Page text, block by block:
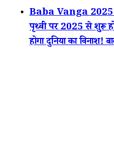
Baba Vanga
पृथ्वी पर 2025 से शुरू
होगा दुनिया का विनाश!